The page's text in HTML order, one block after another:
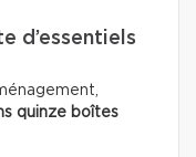
d’essentiels
quinze boîtes